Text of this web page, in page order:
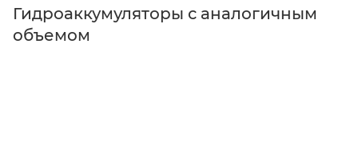
Гидроаккумуляторы с аналогичным
объемом